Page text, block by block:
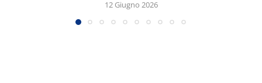
12 Giugno 2026